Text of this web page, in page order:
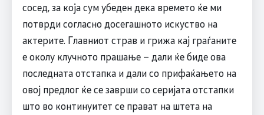
сосед, за која сум убеден дека времето ќе ми
потврди согласно досегашното искуство на
актерите. Главниот страв и грижа кај граѓаните
е околу клучното прашање – дали ќе биде ова
последната отстапка и дали со прифаќањето на
овој предлог ќе се заврши со серијата отстапки
што во континуитет се прават на штета на